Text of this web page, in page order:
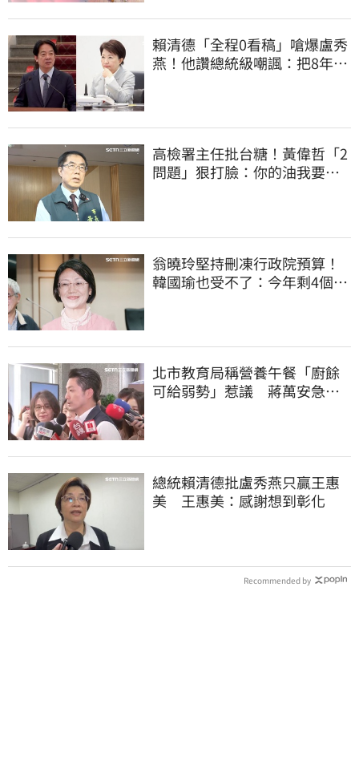
賴清德「全程0看稿」嗆爆盧秀
燕！他讚總統級嘲諷：把8年總
高檢署主任批台糖！黃偉哲「2
問題」狠打臉：你的油我要通
翁曉玲堅持刪凍行政院預算！
韓國瑜也受不了：今年剩4個月
北市教育局稱營養午餐「廚餘
可給弱勢」惹議 蔣萬安急
總統賴清德批盧秀燕只贏王惠
美 王惠美：感謝想到彰化
Recommended by